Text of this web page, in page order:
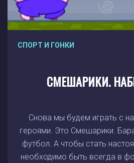
СПОРТ И ГОНКИ
СМЕШАРИКИ.
Снова мы будем играть с
героями. Это Смешарики.
футбол. А чтобы стать
необходимо быть всегда в